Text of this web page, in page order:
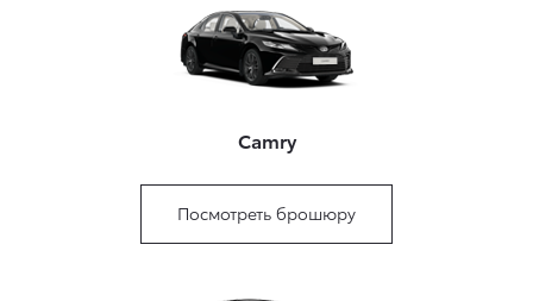
Camry
Посмотреть брошюру